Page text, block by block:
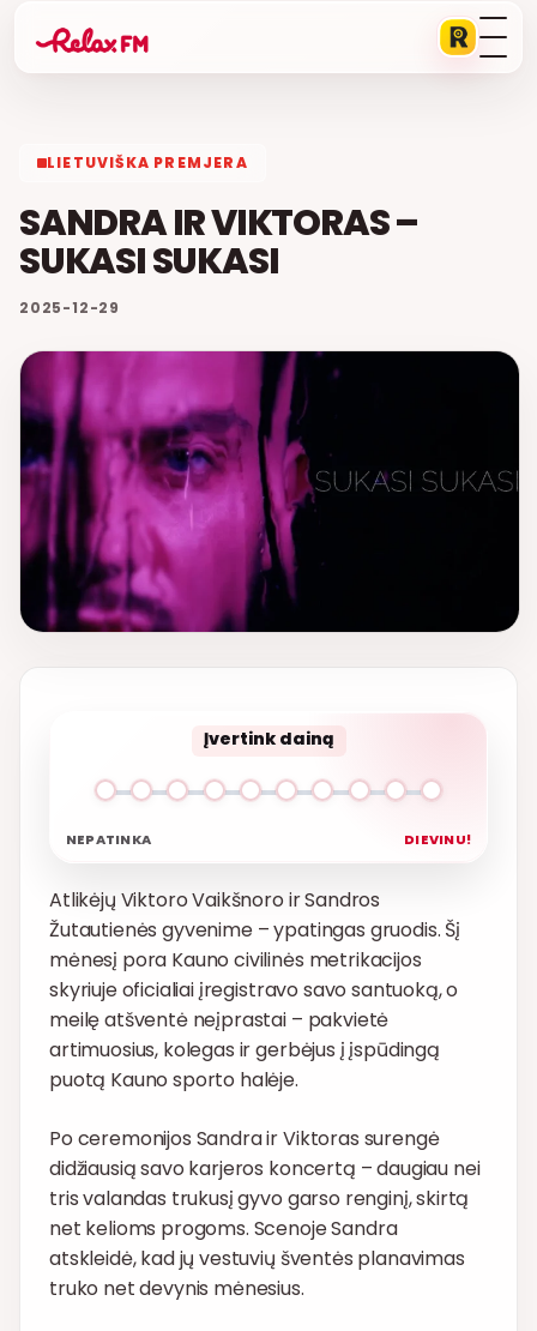
LIETUVIŠKA PREMJERA
SANDRA IR VIKTORAS –
SUKASI SUKASI
2025-12-29
Įvertink dainą
NEPATINKA DIEVINU!
Atlikėjų Viktoro Vaikšnoro ir Sandros
Žutautienės gyvenime – ypatingas gruodis. Šį
mėnesį pora Kauno civilinės metrikacijos
skyriuje oficialiai įregistravo savo santuoką, o
meilę atšventė neįprastai – pakvietė
artimuosius, kolegas ir gerbėjus į įspūdingą
puotą Kauno sporto halėje.
Po ceremonijos Sandra ir Viktoras surengė
didžiausią savo karjeros koncertą – daugiau nei
tris valandas trukusį gyvo garso renginį, skirtą
net kelioms progoms. Scenoje Sandra
atskleidė, kad jų vestuvių šventės planavimas
truko net devynis mėnesius.